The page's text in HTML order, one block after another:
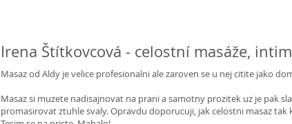
Irena Štítkovcová - celostní masáže,
Masaz od Aldy je velice profesionalni ale zaroven se u nej citite jako
Masaz si muzete nadisajnovat na prani a samotny prozitek uz je pak
promasirovat ztuhle svaly. Opravdu doporucuji, jak celostni masaz tak